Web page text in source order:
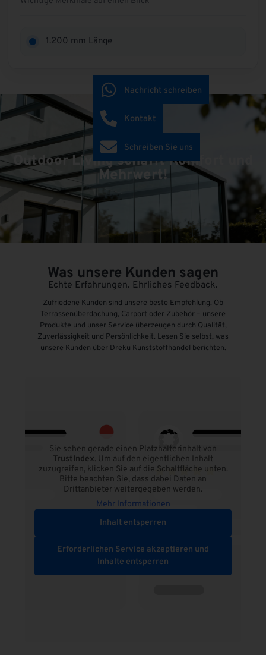
1.200 mm Länge
Outdoor Living schafft Komfort und
Mehrwert!
Was unsere Kunden sagen
Echte Erfahrungen. Ehrliches Feedback.
Zufriedene Kunden sind unsere beste Empfehlung. Ob
Terrassenüberdachung, Carport oder Zubehör – unsere
Produkte und unser Service überzeugen durch Qualität,
Zuverlässigkeit und Persönlichkeit. Lesen Sie selbst, was
unsere Kunden über Dreku Kunststoffhandel berichten.
Sie sehen gerade einen Platzhalterinhalt von
TrustIndex. Um auf den eigentlichen Inhalt
zuzugreifen, klicken Sie auf die Schaltfläche unten.
Bitte beachten Sie, dass dabei Daten an
Drittanbieter weitergegeben werden.
Mehr Informationen
Inhalt entsperren
Erforderlichen Service akzeptieren und
Inhalte entsperren
Nachricht schreiben
Kontakt
Schreiben Sie uns